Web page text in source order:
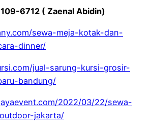
6712 ( Zaenal Abidin)
sewa-meja-kotak-dan-
dinner/
jual-sarung-kursi-grosir-
bandung/
2022/03/22/sewa-
jakarta/